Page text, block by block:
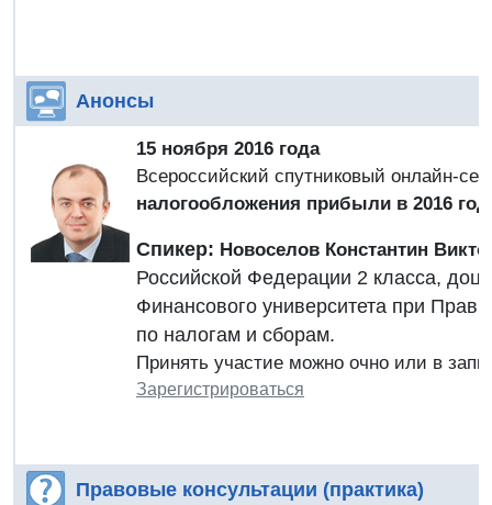
Анонсы
15 ноября 2016 года
Всероссийский спутниковый онлайн-
налогообложения прибыли в 2016
Спикер: Новоселов Константин
Российской Федерации 2 класса,
Финансового университета при
по налогам и сборам.
Принять участие можно очно или в
Зарегистрироваться
Правовые консультации (практика)